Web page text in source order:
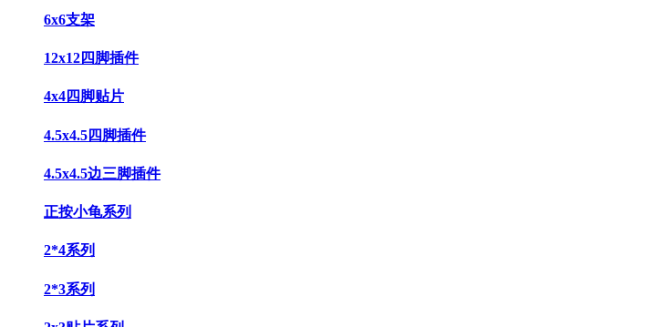
6x6支架
12x12四脚插件
4x4四脚贴片
4.5x4.5四脚插件
4.5x4.5边三脚插件
正按小龟系列
2*4系列
2*3系列